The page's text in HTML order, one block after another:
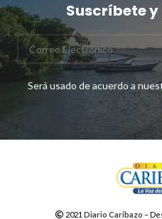
Suscríbete
Será usado de acuerdo a
2021 Diario Caribazo –